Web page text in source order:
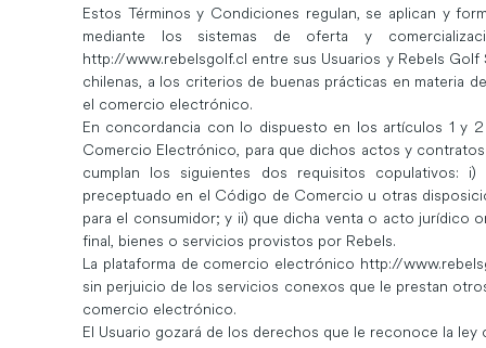
Estos Términos y Condiciones regulan, se aplican y
mediante los sistemas de oferta y
http://www.rebelsgolf.cl entre sus Usuarios y Rebels Golf
chilenas, a los criterios de buenas prácticas en materia
el comercio electrónico.
En concordancia con lo dispuesto en los artículos 1 y
Comercio Electrónico, para que dichos actos y
cumplan los siguientes dos requisitos copulativos:
preceptuado en el Código de Comercio u otras
para el consumidor; y ii) que dicha venta o acto jurídico
final, bienes o servicios provistos por Rebels.
La plataforma de comercio electrónico http://
sin perjuicio de los servicios conexos que le prestan
comercio electrónico.
El Usuario gozará de los derechos que le reconoce la